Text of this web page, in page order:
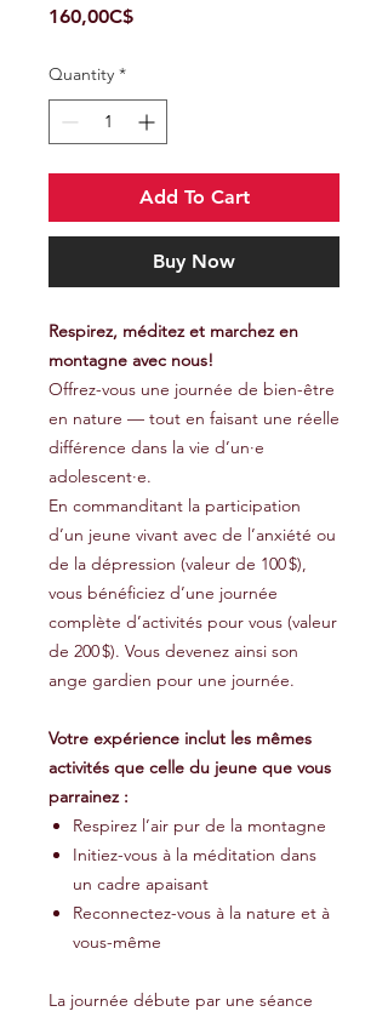
160,00C$Price
Quantity *
Add To Cart
Buy Now
Respirez, méditez et marchez en
montagne avec nous!
Offrez-vous une journée de bien-être
en nature — tout en faisant une réelle
différence dans la vie d’un·e
adolescent·e.
En commanditant la participation
d’un jeune vivant avec de l’anxiété ou
de la dépression (valeur de 100 $),
vous bénéficiez d’une journée
complète d’activités pour vous (valeur
de 200 $). Vous devenez ainsi son
ange gardien pour une journée.
Votre expérience inclut les mêmes
activités que celle du jeune que vous
parrainez :
Respirez l’air pur de la montagne
Initiez-vous à la méditation dans
un cadre apaisant
Reconnectez-vous à la nature et à
vous-même
La journée débute par une séance